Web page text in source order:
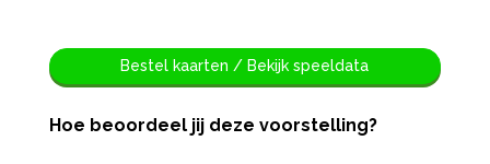
Bestel kaarten / Bekijk speeldata
Hoe beoordeel jij deze voorstelling?